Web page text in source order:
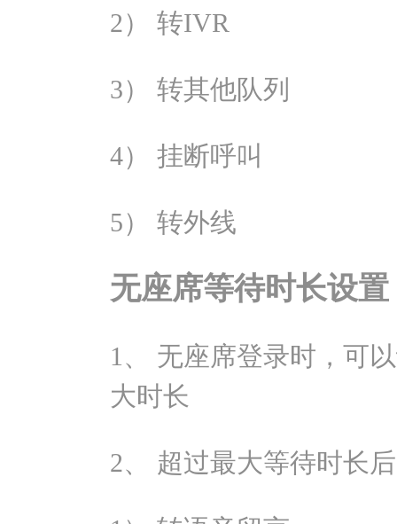
2） 转IVR
3） 转其他队列
4） 挂断呼叫
5） 转外线
无座席等待时长设置
1、 无座席登录时，可
大时长
2、 超过最大等待时长